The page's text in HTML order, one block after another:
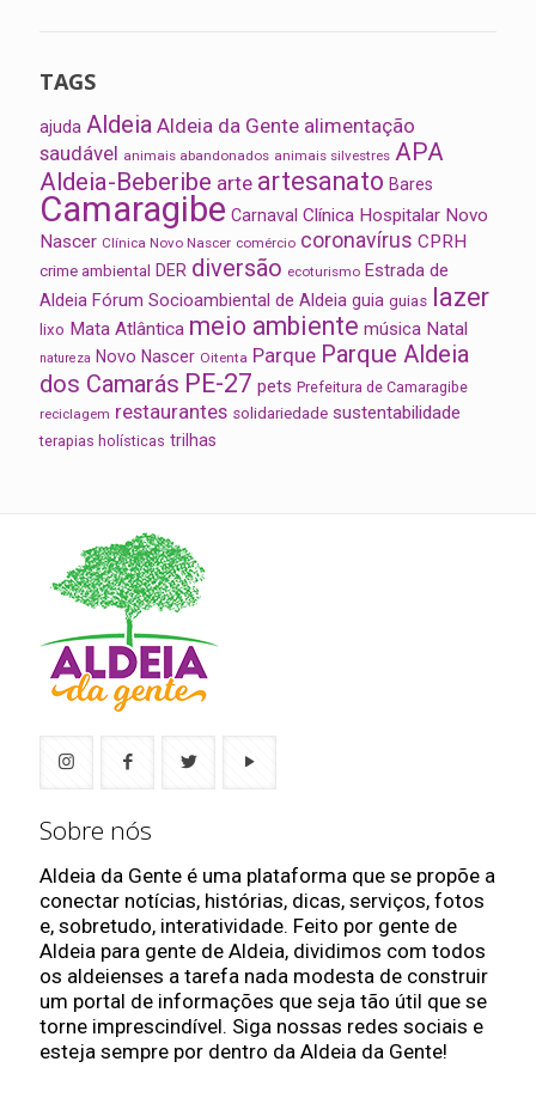
TAGS
ajuda Aldeia Aldeia da Gente alimentação
saudável animais abandonados animais silvestres APA
Aldeia-Beberibe arte artesanato Bares
Camaragibe Carnaval Clínica Hospitalar Novo
Nascer Clínica Novo Nascer comércio coronavírus CPRH
crime ambiental DER diversão ecoturismo Estrada de
Aldeia Fórum Socioambiental de Aldeia guia guias lazer
lixo Mata Atlântica meio ambiente música Natal
natureza Novo Nascer Oitenta Parque Parque Aldeia
dos Camarás PE-27 pets Prefeitura de Camaragibe
reciclagem restaurantes solidariedade sustentabilidade
terapias holísticas trilhas
Sobre nós
Aldeia da Gente é uma plataforma que se propõe a
conectar notícias, histórias, dicas, serviços, fotos
e, sobretudo, interatividade. Feito por gente de
Aldeia para gente de Aldeia, dividimos com todos
os aldeienses a tarefa nada modesta de construir
um portal de informações que seja tão útil que se
torne imprescindível. Siga nossas redes sociais e
esteja sempre por dentro da Aldeia da Gente!